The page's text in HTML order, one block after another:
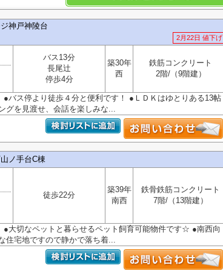
神戸神陵台
2月22日 値下げ
バス13分
長尾辻
停歩4分
築30年
西
鉄筋コンクリート
2階/（9階建）
バス停より徒歩４分と便利です！ ●ＬＤＫはゆとりある13帖
グを見渡せ、会話を楽しみな...
ノ手台C棟
徒歩22分
築39年
南西
鉄骨鉄筋コンクリート
7階/（13階建）
大切なペットと暮らせるペット飼育可能物件です☆ ●南西向
住宅地ですので静かで落ち着...